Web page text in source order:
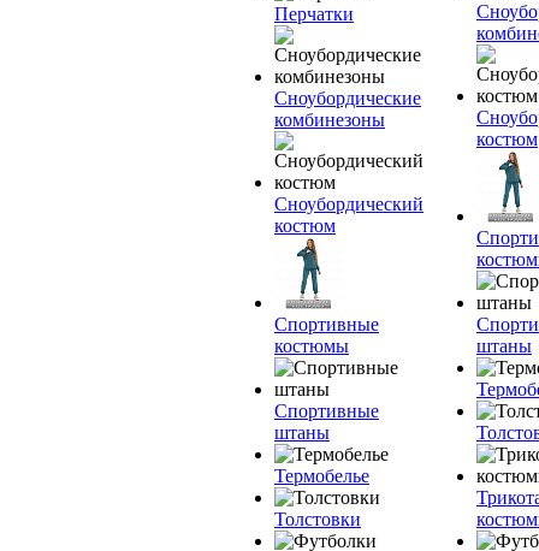
Перчатки
Сноубордические
комбинезоны
Сноубордический
костюм
Спортивные
костюмы
Спортивные
штаны
Термобелье
Толстовки
костюм
штаны